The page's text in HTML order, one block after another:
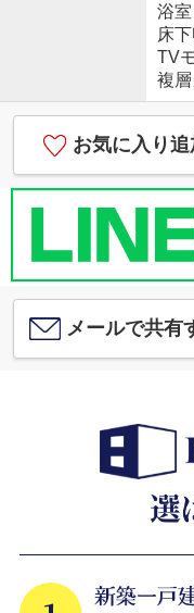
浴
床
TV
複
お気に入り追
メールで共有